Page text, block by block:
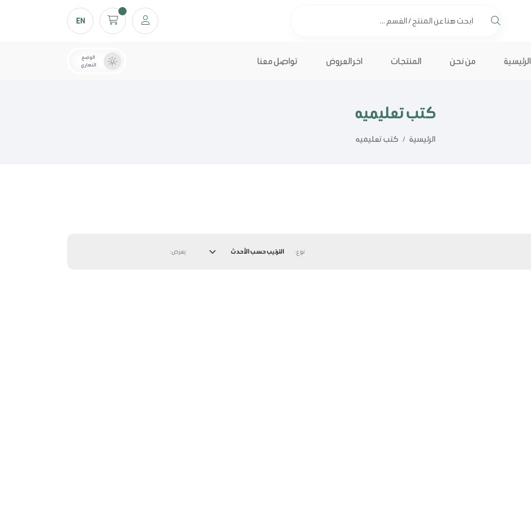
EN
الرئيسية من نحن المنتجات اخر العروض تواصل معنا
الوضع
النهاري
كتب تعليميه
الرئيسية / كتب تعليميه
نوع: يعرض: